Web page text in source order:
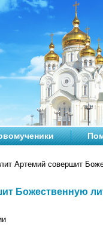
Артемий совершит
Божественную